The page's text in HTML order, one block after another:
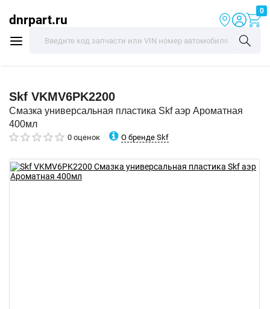
dnrpart.ru
0
Skf VKMV6PK2200
Смазка универсальная пластика Skf аэр Ароматная
400мл
0 оценок О бренде Skf